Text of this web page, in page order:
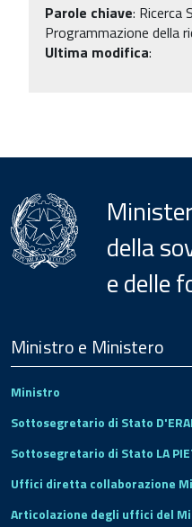
Parole chiave: Ricerca
Programmazione della
Ultima modifica:
della
e delle
Footer
Ministro e Ministero
Ministro
Sottosegretario di Stato
Sottosegretario di Stato LA
Uffici diretta collaborazione
Articolazione degli uffici del